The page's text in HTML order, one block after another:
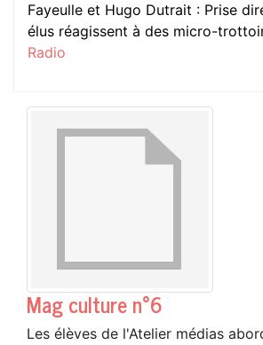
Fayeulle et Hugo Dutrait : Prise
élus réagissent à des micro-
Radio
Mag culture n°6
Les élèves de l'Atelier médias